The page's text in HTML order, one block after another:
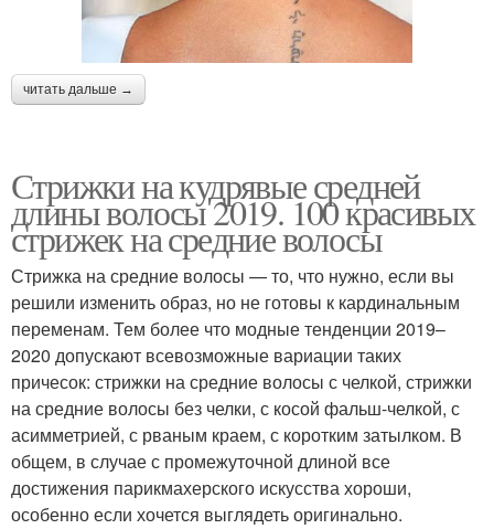
читать дальше →
Стрижки на кудрявые средней
длины волосы 2019. 100 красивых
стрижек на средние волосы
Стрижка на средние волосы — то, что нужно, если вы
решили изменить образ, но не готовы к кардинальным
переменам. Тем более что модные тенденции 2019–
2020 допускают всевозможные вариации таких
причесок: стрижки на средние волосы с челкой, стрижки
на средние волосы без челки, с косой фальш-челкой, с
асимметрией, с рваным краем, с коротким затылком. В
общем, в случае с промежуточной длиной все
достижения парикмахерского искусства хороши,
особенно если хочется выглядеть оригинально.